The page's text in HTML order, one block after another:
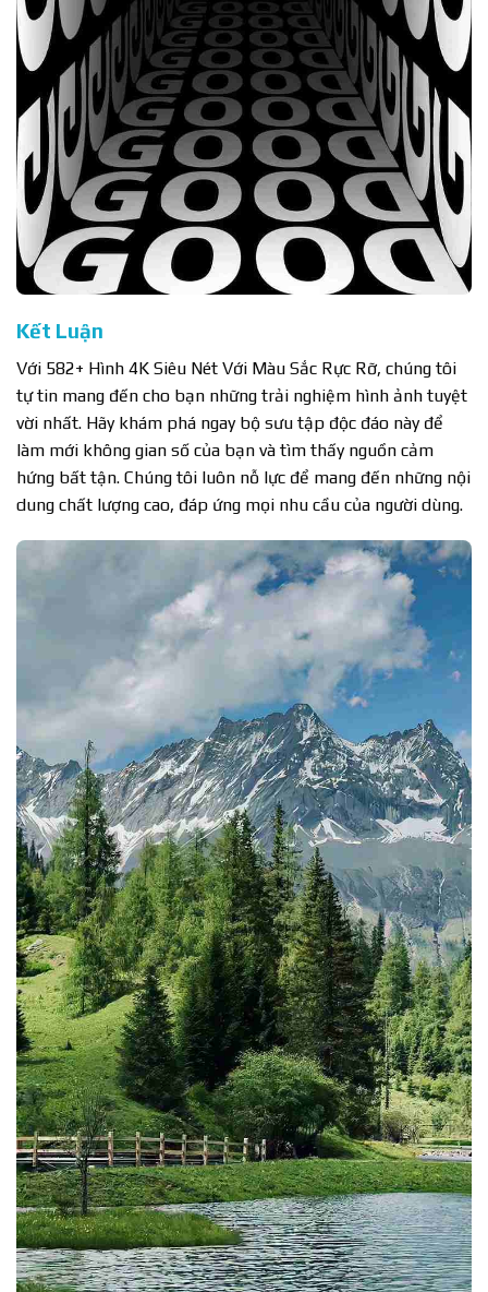
Kết Luận
Với 582+ Hình 4K Siêu Nét Với Màu Sắc Rực Rỡ, chúng tôi
tự tin mang đến cho bạn những trải nghiệm hình ảnh tuyệt
vời nhất. Hãy khám phá ngay bộ sưu tập độc đáo này để
làm mới không gian số của bạn và tìm thấy nguồn cảm
hứng bất tận. Chúng tôi luôn nỗ lực để mang đến những nội
dung chất lượng cao, đáp ứng mọi nhu cầu của người dùng.